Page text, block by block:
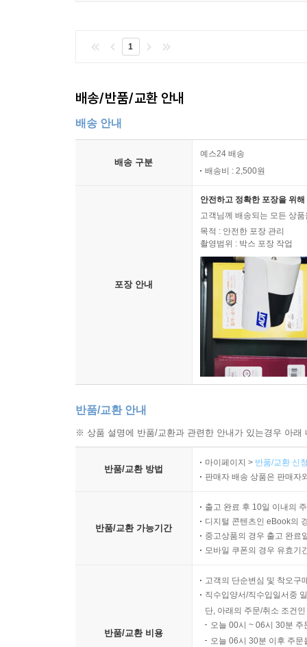
1
배송/반품/교환 안내
배송 안내
배송 구분
예스24 배송
배송비 : 2,500원
포장 안내
안전하고 정확한 포장을 위
고객님께 배송되는 모든 상
목적 : 안전한 포장 관리
촬영범위 : 박스 포장 작업
반품/교환 안내
※ 상품 설명에 반품/교환과 관련한 안내가 있는경우 아
반품/교환 방법
마이페이지 > 반품/교환 신
판매자 배송 상품은 판매자
반품/교환 가능기간
출고 완료 후 10일 이내의
디지털 콘텐츠인 eBook의
중고상품의 경우 출고 완료
모바일 쿠폰의 경우 유효기
반품/교환 비용
고객의 단순변심 및 착오구
직수입양서/직수입일서중
단, 아래의 주문/취소 조건
오늘 00시 ~ 06시 30분
오늘 06시 30분 이후 주